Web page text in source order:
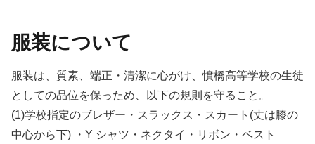
服装について
服装は、質素、端正・清潔に心がけ、憤橋高等学校の生徒
としての品位を保っため、以下の規則を守ること。
(1)学校指定のブレザー・スラックス・スカート(丈は膝の
中心から下) ・Y シャツ・ネクタイ・リボン・ベスト